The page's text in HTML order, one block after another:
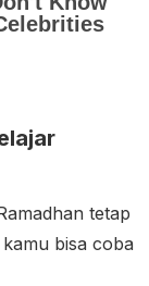
tetap
bisa coba